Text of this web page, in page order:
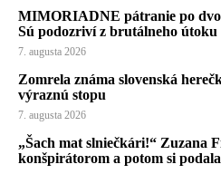
MIMORIADNE pátranie po
Sú podozriví z brutálneho
7. augusta 2026
Zomrela známa slovenská
výraznú stopu
7. augusta 2026
„Šach mat slniečkári!“ Zuzana
konšpirátorom a potom si